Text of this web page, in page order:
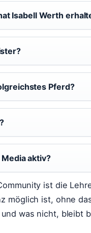
Isabell Werth
Pferd?
aktiv?
ist die
möglich ist, ohne
was nicht, bleibt